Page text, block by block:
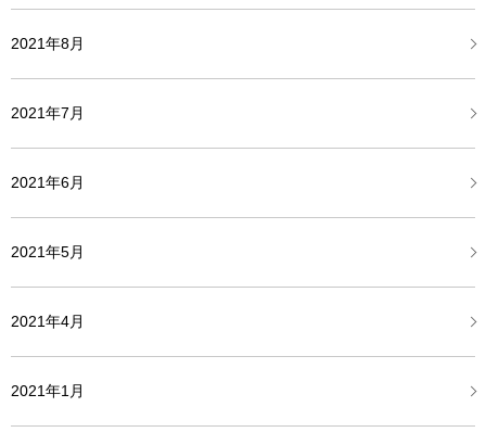
2021年8月
2021年7月
2021年6月
2021年5月
2021年4月
2021年1月